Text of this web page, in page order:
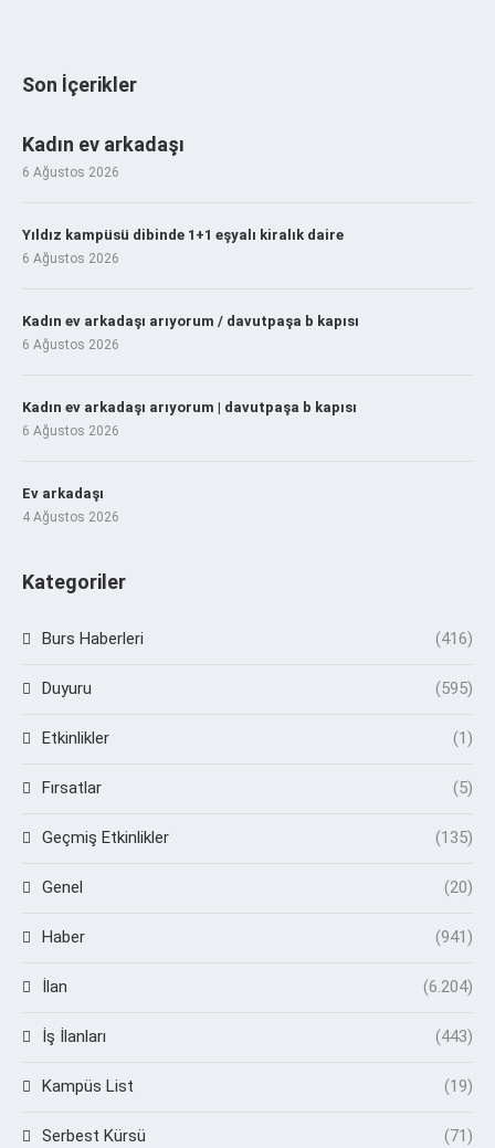
Son İçerikler
Kadın ev arkadaşı
6 Ağustos 2026
Yıldız kampüsü dibinde 1+1 eşyalı kiralık daire
6 Ağustos 2026
Kadın ev arkadaşı arıyorum / davutpaşa b kapısı
6 Ağustos 2026
Kadın ev arkadaşı arıyorum | davutpaşa b kapısı
6 Ağustos 2026
Ev arkadaşı
4 Ağustos 2026
Kategoriler
Burs Haberleri (416)
Duyuru (595)
Etkinlikler (1)
Fırsatlar (5)
Geçmiş Etkinlikler (135)
Genel (20)
Haber (941)
İlan (6.204)
İş İlanları (443)
Kampüs List (19)
Serbest Kürsü (71)